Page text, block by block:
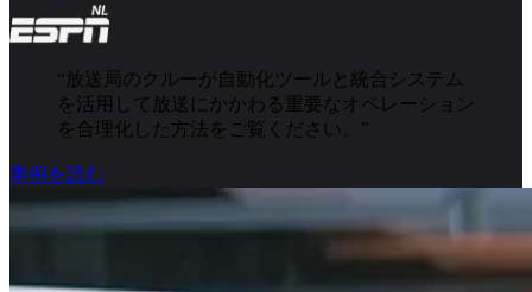
“ 放送局のクルーが自動化ツールと統合システム
を活用して放送にかかわる重要なオペレーション
を合理化した方法をご覧ください。 ”
事例を読む